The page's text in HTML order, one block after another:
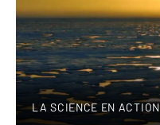
LA SCIENCE EN ACTION